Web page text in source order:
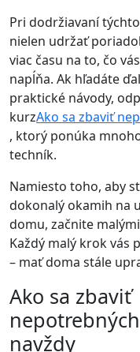
Pri dodržiavaní
nielen udržať
viac času na to, čo
napĺňa. Ak hľadáte
praktické návody,
kurzAko sa zbaviť
, ktorý ponúka
techník.
Namiesto toho, aby
dokonalý okamih na
domu, začnite
Každý malý krok vás
– mať doma stále
Ako sa zbaviť
navždy